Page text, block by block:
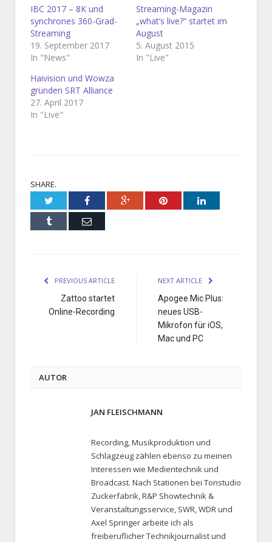
IBC 2017 – 8K und
synchrones 360-Grad-
Streaming
19. September 2017
In "News"
Streaming-Magazin
„what’s live?“ startet im
August
5. August 2015
In "Live"
Haivision und Wowza
gründen SRT Alliance
27. April 2017
In "Live"
SHARE.
Twitter Facebook Google+ Pinterest LinkedIn
Tumblr Email
PREVIOUS ARTICLE
Zattoo startet
Online-Recording
NEXT ARTICLE
Apogee Mic Plus:
neues USB-
Mikrofon für iOS,
Mac und PC
AUTOR
JAN FLEISCHMANN
Recording, Musikproduktion und
Schlagzeug zählen ebenso zu meinen
Interessen wie Medientechnik und
Broadcast. Nach Stationen bei Tonstudio
Zuckerfabrik, R&P Showtechnik &
Veranstaltungsservice, SWR, WDR und
Axel Springer arbeite ich als
freiberuflicher Technikjournalist und